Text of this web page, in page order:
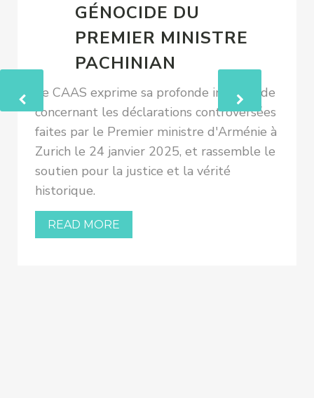
GÉNOCIDE DU
PREMIER MINISTRE
PACHINIAN
Le CAAS exprime sa profonde inquiétude
concernant les déclarations controversées
faites par le Premier ministre d'Arménie à
Zurich le 24 janvier 2025, et rassemble le
soutien pour la justice et la vérité
historique.
READ MORE